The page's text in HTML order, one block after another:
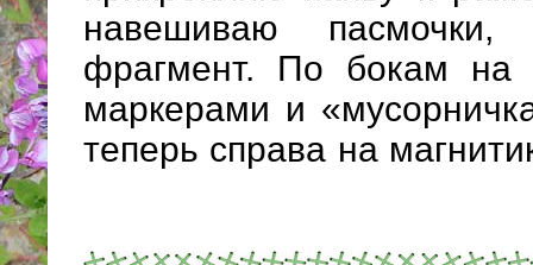
навешиваю
фрагмент. По бокам на
маркерами и
теперь справа на